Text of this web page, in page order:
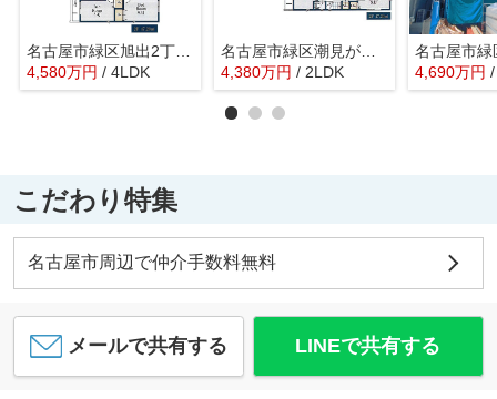
名古屋市緑区旭出2丁目1901【仲介手数料無料】新築一戸建て 1号棟
4,580万円 / 4LDK
名古屋市緑区潮見が丘2丁目174【仲介手数料無料】新築一戸建 1号棟
4,380万円 / 2LDK 4,690万円
こだわり特集
名古屋市周辺で仲介手数料無料
メールで共有する LINEで共有する